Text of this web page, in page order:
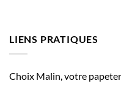
LIENS PRATIQUES
Choix Malin, votre